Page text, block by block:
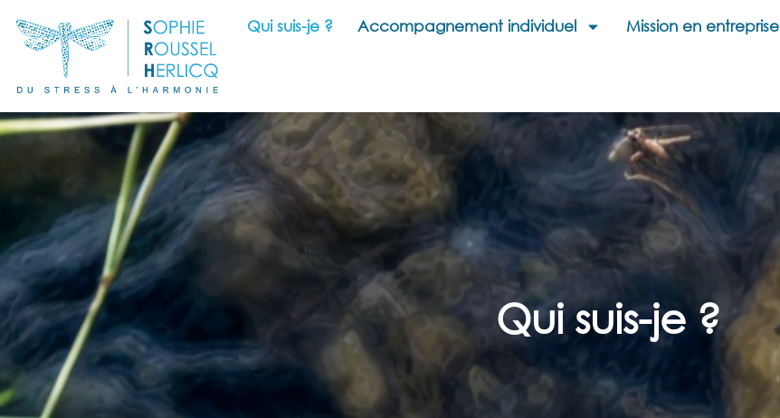
Qui suis-je ? Accompagnement individuel Mission en entreprise
Qui suis-je ?